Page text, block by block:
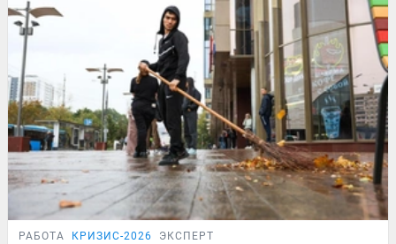
РАБОТА КРИЗИС-2026 ЭКСПЕРТ